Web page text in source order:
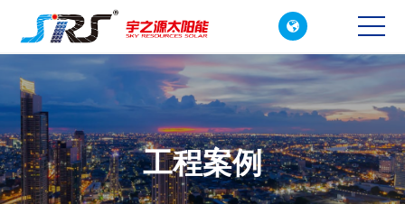

CN
EN
工程案例